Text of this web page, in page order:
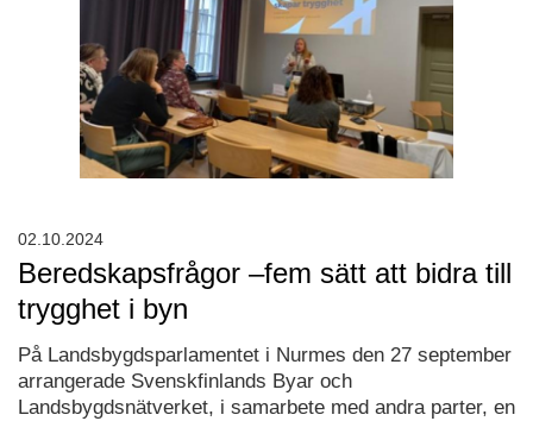
Beredskapsfrågor –fem sätt att bidra till
trygghet i byn
På Landsbygdsparlamentet i Nurmes den 27 september
arrangerade Svenskfinlands Byar och
Landsbygdsnätverket, i samarbete med andra parter, en
02.10.2024